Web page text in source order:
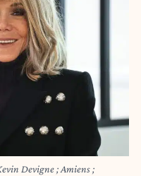
Devigne ; Amiens ;